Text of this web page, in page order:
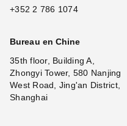
+352 2 786 1074
Bureau en Chine
35th floor, Building A,
Zhongyi Tower, 580 Nanjing
West Road, Jing'an District,
Shanghai